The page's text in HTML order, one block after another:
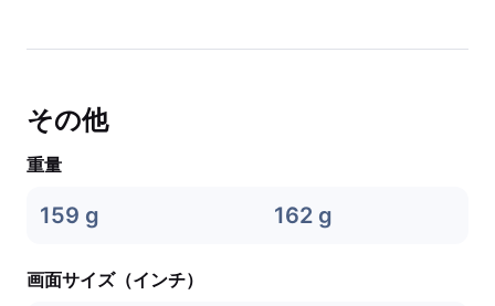
その他
重量
159 g 162 g
画面サイズ（インチ）